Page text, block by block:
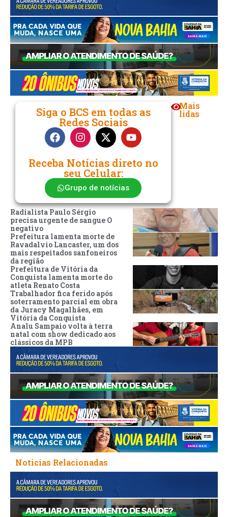
Siga o BCS em todas as
Redes Sociais
Receba Notícias direto no
seu Celular:
Grupo de notícias
Mais
lidas
Radialista Paulo Sérgio
precisa urgente de sangue O
negativo
Prefeitura lamenta morte de
Ravadalvio Lancaster, um dos
mais respeitados sanfoneiros
da região
Prefeitura de Vitória da
Conquista lamenta morte do
atleta Renato Costa
Trabalhador fica ferido após
soterramento parcial em obra
da Juracy Magalhães, em
Vitória da Conquista
Analu Sampaio volta à terra
natal com show dedicado aos
clássicos da MPB
Noticias Relacionadas